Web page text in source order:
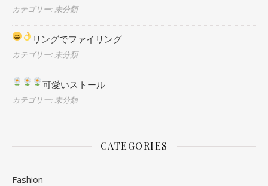
カテゴリー: 未分類
リングでファイリング
カテゴリー: 未分類
可愛いストール
カテゴリー: 未分類
CATEGORIES
Fashion